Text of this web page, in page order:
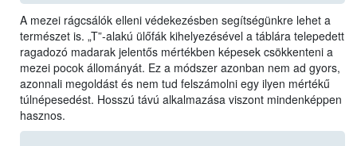
A mezei rágcsálók elleni védekezésben segítségünkre lehet a
természet is. „T”-alakú ülőfák kihelyezésével a táblára telepedett
ragadozó madarak jelentős mértékben képesek csökkenteni a
mezei pocok állományát. Ez a módszer azonban nem ad gyors,
azonnali megoldást és nem tud felszámolni egy ilyen mértékű
túlnépesedést. Hosszú távú alkalmazása viszont mindenképpen
hasznos.